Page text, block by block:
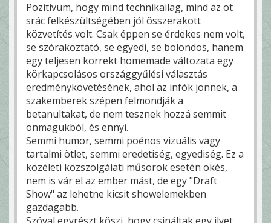
Pozitívum, hogy mind technikailag, mind az öt
srác felkészültségében jól összerakott
közvetítés volt. Csak éppen se érdekes nem volt,
se szórakoztató, se egyedi, se bolondos, hanem
egy teljesen korrekt homemade változata egy
körkapcsolásos országgyűlési választás
eredménykövetésének, ahol az infók jönnek, a
szakemberek szépen felmondják a
betanultakat, de nem tesznek hozzá semmit
önmagukból, és ennyi.
Semmi humor, semmi poénos vizuális vagy
tartalmi ötlet, semmi eredetiség, egyediség. Ez a
közéleti közszolgálati műsorok esetén okés,
nem is vár el az ember mást, de egy "Draft
Show" az lehetne kicsit showelemekben
gazdagabb.